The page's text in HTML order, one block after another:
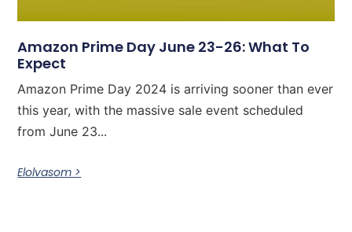
Amazon Prime Day June 23-26: What To
Expect
Amazon Prime Day 2024 is arriving sooner than ever
this year, with the massive sale event scheduled
from June 23...
Elolvasom >